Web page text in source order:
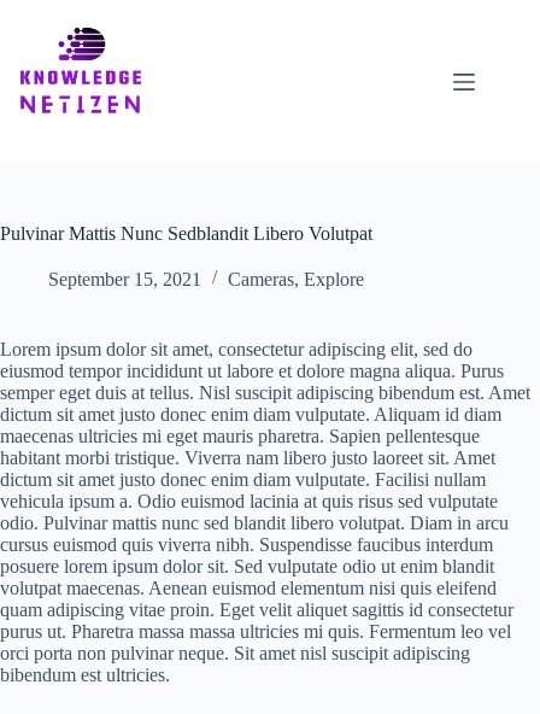
Pulvinar Mattis Nunc Sedblandit Libero Volutpat
September 15, 2021 Cameras, Explore
Lorem ipsum dolor sit amet, consectetur adipiscing elit, sed do
eiusmod tempor incididunt ut labore et dolore magna aliqua. Purus
semper eget duis at tellus. Nisl suscipit adipiscing bibendum est. Amet
dictum sit amet justo donec enim diam vulputate. Aliquam id diam
maecenas ultricies mi eget mauris pharetra. Sapien pellentesque
habitant morbi tristique. Viverra nam libero justo laoreet sit. Amet
dictum sit amet justo donec enim diam vulputate. Facilisi nullam
vehicula ipsum a. Odio euismod lacinia at quis risus sed vulputate
odio. Pulvinar mattis nunc sed blandit libero volutpat. Diam in arcu
cursus euismod quis viverra nibh. Suspendisse faucibus interdum
posuere lorem ipsum dolor sit. Sed vulputate odio ut enim blandit
volutpat maecenas. Aenean euismod elementum nisi quis eleifend
quam adipiscing vitae proin. Eget velit aliquet sagittis id consectetur
purus ut. Pharetra massa massa ultricies mi quis. Fermentum leo vel
orci porta non pulvinar neque. Sit amet nisl suscipit adipiscing
bibendum est ultricies.